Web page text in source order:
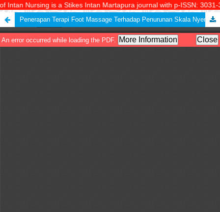
Intan Nursing is a Stikes Intan Martapura journal with p-ISSN:
Penerapan Terapi Foot Massage Terhadap Penurunan Skala Nyeri pada Keluarga Hipertensi